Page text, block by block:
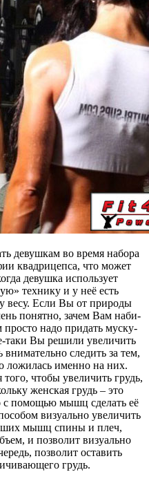
девушкам во время набора
квад­ри­цеп­са, что может
девушка ис­поль­зу­ет
технику и у неё есть
ве­су. Если Вы от природы
по­нят­но, за­чем Вам на­би­
надо при­дать мус­ку­
таки Вы решили увеличить
следить за тем,
ло­жи­лась именно на них.
чтобы увеличить грудь,
женская грудь – это
с по­мо­щью мышц сделать её
визуально уве­ли­чить
мышц спины и плеч,
и позволит визуально
поз­во­лит ос­та­вить
грудь.